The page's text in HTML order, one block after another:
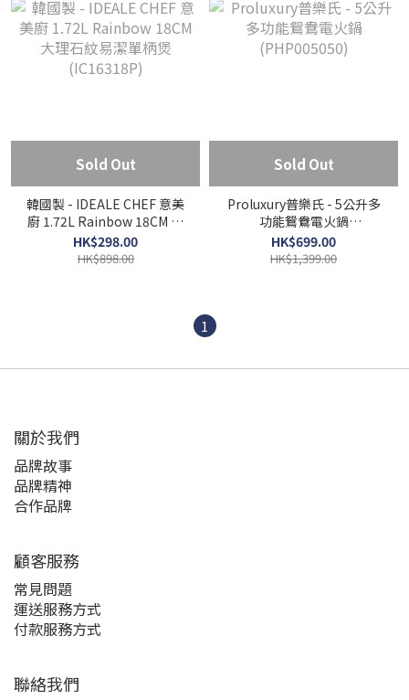
Sold Out
韓國製 - IDEALE CHEF 意美
廚 1.72L Rainbow 18CM 大
理石紋易潔單柄煲
(IC16318P)
HK$298.00
HK$898.00
Sold Out
Proluxury普樂氏 - 5公升多
功能鴛鴦電火鍋
(PHP005050)
HK$699.00
HK$1,399.00
1
關於我們
品牌故事
品牌精神
合作品牌
顧客服務
常見問題
運送服務方式
付款服務方式
聯絡我們